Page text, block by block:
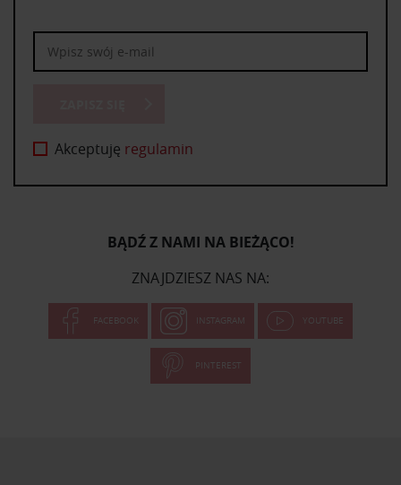
Akceptuję regulamin
BĄDŹ Z NAMI NA BIEŻĄCO!
ZNAJDZIESZ NAS NA:
FACEBOOK INSTAGRAM YOUTUBE
PINTEREST